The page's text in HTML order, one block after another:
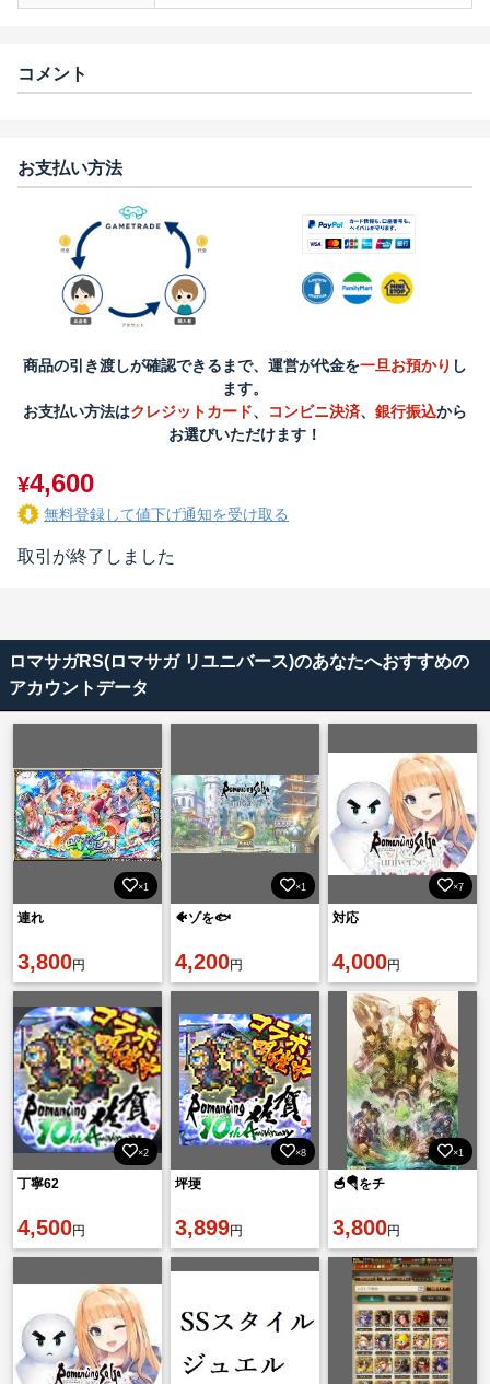
コメント
お支払い方法
商品の引き渡しが確認できるまで、運営が代金を一旦お預かり し
ます。
お支払い方法はクレジットカード、 コンビニ決済、 銀行振込から
お選びいただけます！
¥4,600
無料登録して値下げ通知を受け取る
取引が終了しました
ロマサガRS(ロマサガ リユニバース)のあなたへおすすめの
アカウントデータ
×1
連れ
3,800円
×1
🐠ゾを🐟
4,200円
×7
対応
4,000円
×2
丁寧62
4,500円
×8
坪埂
3,899円
×1
🥣🪂をチ
3,800円